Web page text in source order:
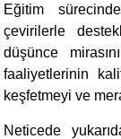
Eğitim
çevirilerle
düşünce
faaliyetlerinin
keşfetmeyi ve
Neticede